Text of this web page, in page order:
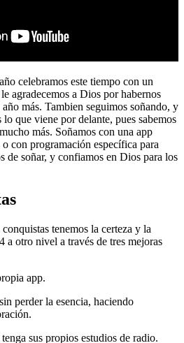
celebramos este tiempo con un
agradecemos a Dios por habernos
más. Tambien seguimos soñando, y
que viene por delante, pues sabemos
más. Soñamos con una app
con programación específica para
de soñar, y confiamos en Dios para los
tenemos la certeza y la
otro nivel a través de tres mejoras
app.
perder la esencia, haciendo
sus propios estudios de radio.